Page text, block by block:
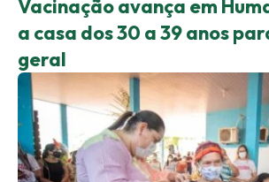
Vacinação avança em
a casa dos 30 a 39 anos
geral